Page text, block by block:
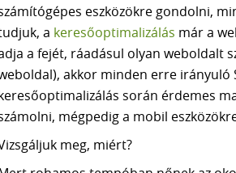
eszközökre gondolni,
a keresőoptimalizálás már a
a fejét, ráadásul olyan weboldalt
akkor minden erre irányuló
során érdemes
mégpedig a mobil
meg, miért?